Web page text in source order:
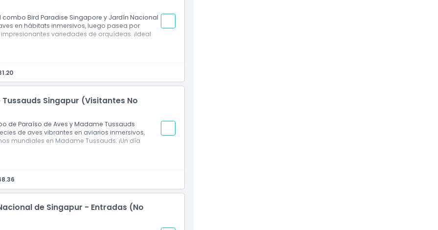
Bird Paradise Singapore y Jardín Nacional
en hábitats inmersivos, luego pasea por
variedades de orquídeas. ¡Ideal
de más de 1,000 especies e híbridos de
vida silvestre y belleza botánica
Singapur (Visitantes No
de Paraíso de Aves y Madame Tussauds
de aves vibrantes en aviarios inmersivos,
mundiales en Madame Tussauds. ¡Un día
figuras de cera, paseo en barco y
de Singapur - Entradas (No